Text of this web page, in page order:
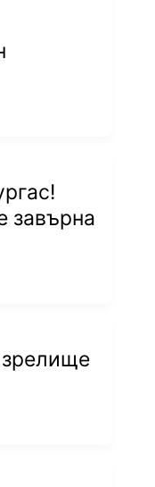
завърна